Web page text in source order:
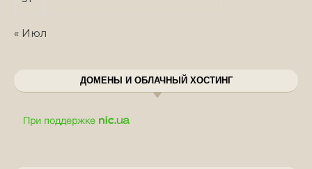
« Июл
ДОМЕНЫ И ОБЛАЧНЫЙ ХОСТИНГ